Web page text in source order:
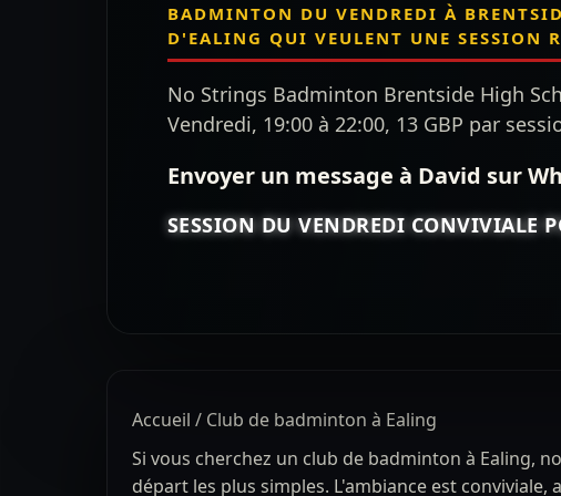
BADMINTON DU VENDREDI À
D'EALING QUI VEULENT UNE SESSION
No Strings Badminton Brentside High
Vendredi, 19:00 à 22:00, 13 GBP par
Envoyer un message à David sur
SESSION DU VENDREDI CONVIVIALE
Accueil / Club de badminton à Ealing
Si vous cherchez un club de badminton à Ealing,
départ les plus simples. L'ambiance est